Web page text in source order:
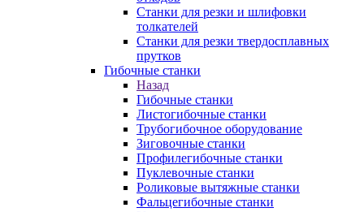
Станки для резки и шлифовки
толкателей
Станки для резки твердосплавных
прутков
Гибочные станки
Назад
Гибочные станки
Листогибочные станки
Трубогибочное оборудование
Зиговочные станки
Профилегибочные станки
Пуклевочные станки
Роликовые вытяжные станки
Фальцегибочные станки